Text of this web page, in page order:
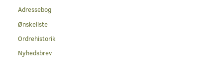
Adressebog
Ønskeliste
Ordrehistorik
Nyhedsbrev